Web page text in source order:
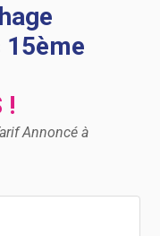
!
Annoncé à